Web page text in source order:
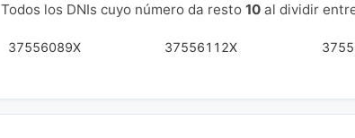
Todos los DNIs cuyo número da resto 10 al dividir
37556089X 37556112X